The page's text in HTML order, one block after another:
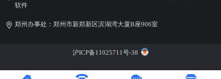
软件
郑州办事处：郑州市新郑新区滨湖湾大厦B座906室
沪ICP备11025711号-38